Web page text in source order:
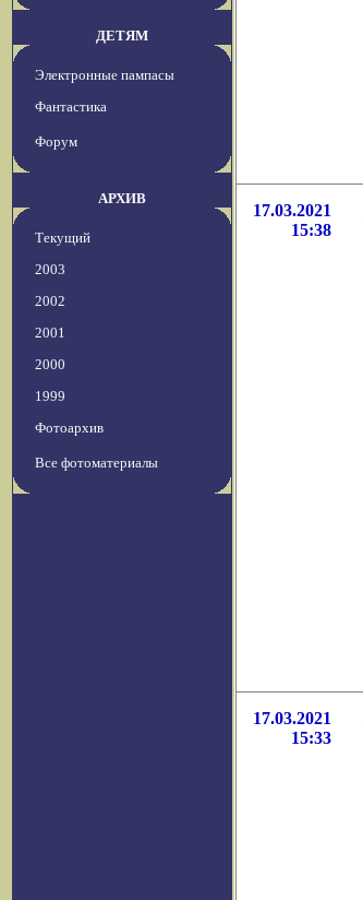
ДЕТЯМ
Электронные пампасы
Фантастика
Форум
АРХИВ
Текущий
2003
2002
2001
2000
1999
Фотоархив
Все фотоматериалы
17.03.2021
15:38
17.03.2021
15:33